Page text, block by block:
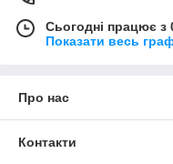
Сьогодні працює з
Показати весь
Про нас
Контакти